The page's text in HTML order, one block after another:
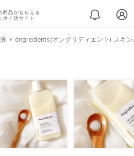
商品がもらえる
ポイ活サイト
óngredients(オングリディエンツ) スキ